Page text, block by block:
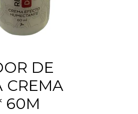
DE
CREMA
60M